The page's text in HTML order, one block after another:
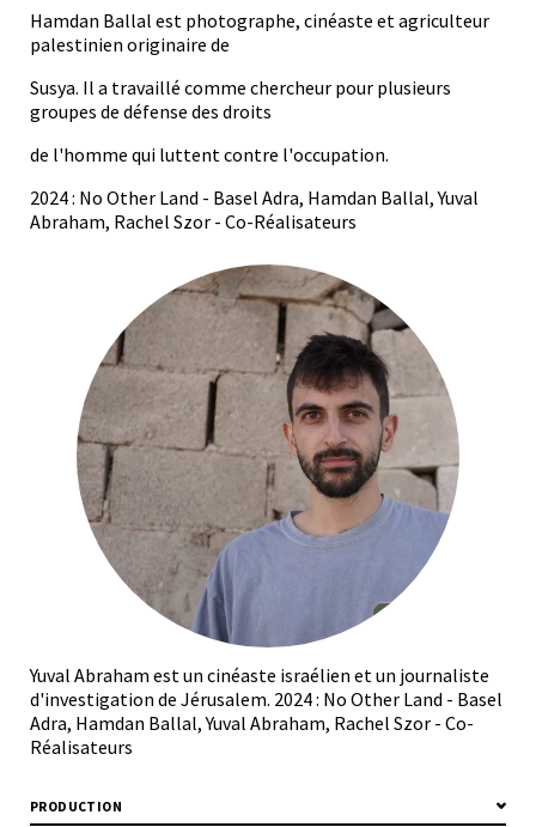
Hamdan Ballal est photographe, cinéaste et agriculteur
palestinien originaire de
Susya. Il a travaillé comme chercheur pour plusieurs
groupes de défense des droits
de l'homme qui luttent contre l'occupation.
2024 : No Other Land - Basel Adra, Hamdan Ballal, Yuval
Abraham, Rachel Szor - Co-Réalisateurs
Yuval Abraham est un cinéaste israélien et un journaliste
d'investigation de Jérusalem. 2024 : No Other Land - Basel
Adra, Hamdan Ballal, Yuval Abraham, Rachel Szor - Co-
Réalisateurs
PRODUCTION